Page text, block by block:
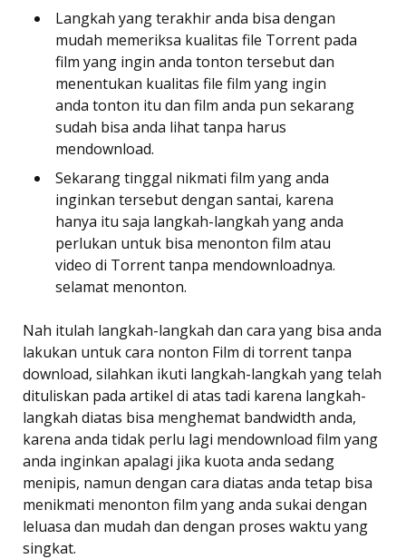
Langkah yang terakhir anda bisa dengan
mudah memeriksa kualitas file Torrent pada
film yang ingin anda tonton tersebut dan
menentukan kualitas file film yang ingin
anda tonton itu dan film anda pun sekarang
sudah bisa anda lihat tanpa harus
mendownload.
Sekarang tinggal nikmati film yang anda
inginkan tersebut dengan santai, karena
hanya itu saja langkah-langkah yang anda
perlukan untuk bisa menonton film atau
video di Torrent tanpa mendownloadnya.
selamat menonton.
Nah itulah langkah-langkah dan cara yang bisa anda
lakukan untuk cara nonton Film di torrent tanpa
download, silahkan ikuti langkah-langkah yang telah
dituliskan pada artikel di atas tadi karena langkah-
langkah diatas bisa menghemat bandwidth anda,
karena anda tidak perlu lagi mendownload film yang
anda inginkan apalagi jika kuota anda sedang
menipis, namun dengan cara diatas anda tetap bisa
menikmati menonton film yang anda sukai dengan
leluasa dan mudah dan dengan proses waktu yang
singkat.